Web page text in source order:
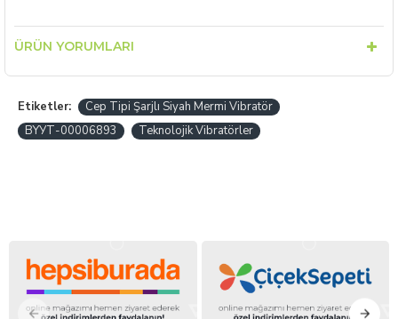
ÜRÜN YORUMLARI
Etiketler:
Cep Tipi Şarjlı Siyah Mermi Vibratör
BYУТ-00006893
Teknolojik Vibratörler